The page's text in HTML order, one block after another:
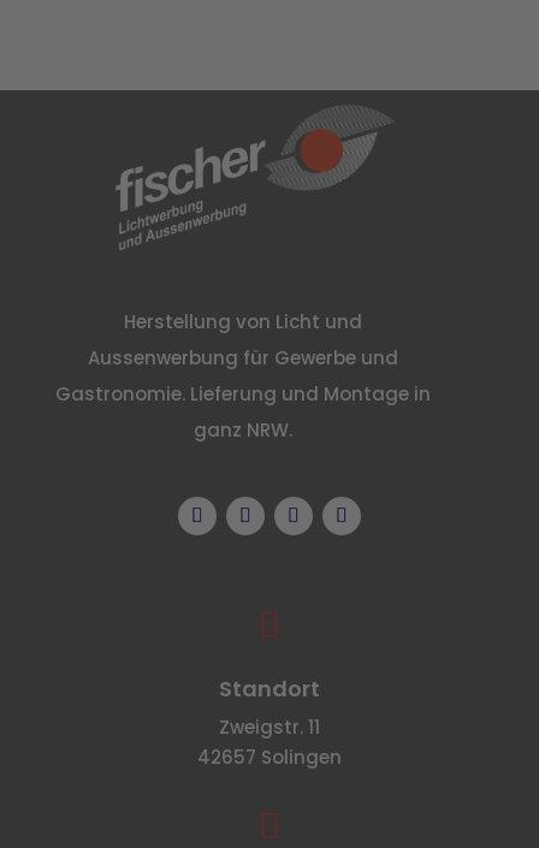
Herstellung von Licht und
Aussenwerbung für Gewerbe und
Gastronomie. Lieferung und Montage in
ganz NRW.

Standort
Zweigstr. 11
42657 Solingen
